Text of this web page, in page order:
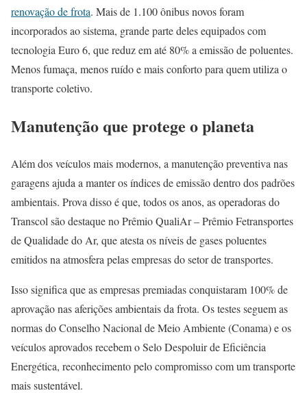
renovação de frota. Mais de 1.100 ônibus novos foram
incorporados ao sistema, grande parte deles equipados com
tecnologia Euro 6, que reduz em até 80% a emissão de poluentes.
Menos fumaça, menos ruído e mais conforto para quem utiliza o
transporte coletivo.
Manutenção que protege o planeta
Além dos veículos mais modernos, a manutenção preventiva nas
garagens ajuda a manter os índices de emissão dentro dos padrões
ambientais. Prova disso é que, todos os anos, as operadoras do
Transcol são destaque no Prêmio QualiAr – Prêmio Fetransportes
de Qualidade do Ar, que atesta os níveis de gases poluentes
emitidos na atmosfera pelas empresas do setor de transportes.
Isso significa que as empresas premiadas conquistaram 100% de
aprovação nas aferições ambientais da frota. Os testes seguem as
normas do Conselho Nacional de Meio Ambiente (Conama) e os
veículos aprovados recebem o Selo Despoluir de Eficiência
Energética, reconhecimento pelo compromisso com um transporte
mais sustentável.